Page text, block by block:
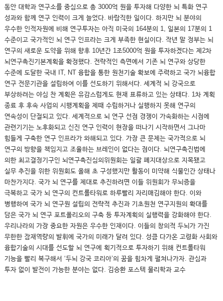
동안 대학과 연구소를 중심으로 총 3000억 원을 투자해 다양한 뇌 특화 연구
성과와 함께 연구 인력이 크게 늘었다. 바람직한 일이다. 하지만 뇌 분야의
우수한 인적자원에 비해 연구투자는 아직 미국의 164분의 1, 일본의 17분의 1
수준이고 국가적인 뇌 연구 인프라는 크게 부족한 현실이다. 작년 말 정부는 뇌
연구의 새로운 도약을 위해 향후 10년간 1조5000억 원을 투자하겠다는 제2차
뇌연구촉진기본계획을 확정했다. 전략적인 측면에서 기존 뇌 연구와 상당한
수준에 도달한 국내 IT, NT 융합을 통한 원천기술 확보에 주력하고 국가 뇌융합
연구 전문기관을 설립하여 이를 선도하기 위해서다. 세계적 뇌 강국으로
부상하려는 야심 찬 계획은 유감스럽게도 현재 표류하고 있는 상태다. 1차 계획
종료 후 후속 사업의 시행계획을 제때 수립하거나 실행하지 못해 연구의
연속성이 단절되고 있다. 세계적으로 뇌 연구 선점 경쟁이 가속화하는 시점에
관련기기는 노후화되고 신진 연구 인력이 현장을 떠나기 시작하면서 그나마
힘들게 구축한 연구 인프라가 와해되고 있다. 가장 큰 문제는 국가적으로 뇌
연구의 방향을 책임지고 조율하는 브레인이 없다는 점이다. 뇌연구촉진법에
의한 최고결정기구인 뇌연구촉진심의위원회는 일괄 폐지대상으로 지목됐고
실무 추진을 위한 위원회도 올해 초 구성했지만 활동이 미약해 식물인간 상태나
마찬가지다. 국가 뇌 연구를 제대로 추진하려면 이들 위원회가 무뇌증을
극복하고 국가 뇌 연구의 컨트롤타워로 하루빨리 자리매김해야 한다. 이와
병행하여 국가 뇌 연구원 설립의 전략적 추진과 기초원천 연구지원의 확대를
담은 국가 뇌 연구 포트폴리오의 구축 등 투자계획의 실행력을 강화해야 한다.
우리나라의 가장 중요한 자원은 우수한 인재이다. 이들의 창의적 두뇌가 가진
무한한 잠재역량의 발휘에 국가의 미래가 달려 있다. 성큼 다가온 고령화 사회와
융합기술의 시대를 선도할 뇌 연구에 획기적으로 투자하기 위해 컨트롤타워
기능을 빨리 복구해서 ‘두뇌 강국 코리아’의 꿈을 힘차게 펼쳐나가자. 관심과
투자 없이 발전이 가능한 분야는 없다. 김승환 포스텍 물리학과 교수